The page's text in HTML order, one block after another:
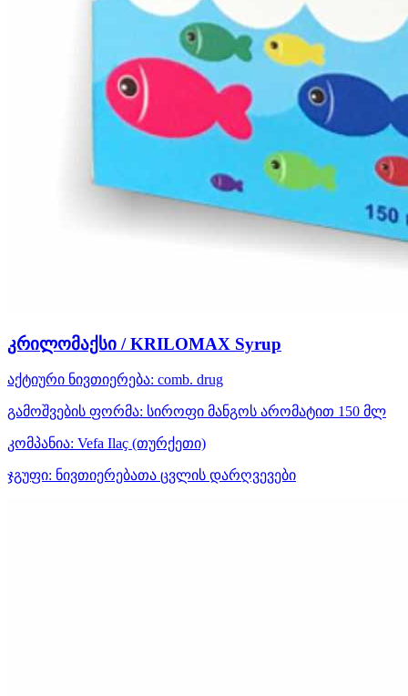
კრილომაქსი / KRILOMAX Syrup
აქტიური ნივთიერება: comb. drug
გამოშვების ფორმა: სიროფი მანგოს არომატით 150 მლ
კომპანია: Vefa Ilaҫ (თურქეთი)
ჯგუფი: ნივთიერებათა ცვლის დარღვევები